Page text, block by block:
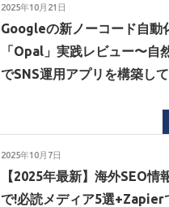
2025年10月21日
Googleの新ノーコード自動
「Opal」実践レビュー〜自
でSNS運用アプリを構築し
2025年10月7日
【2025年最新】海外SEO情
で!必読メディア5選+Zapier